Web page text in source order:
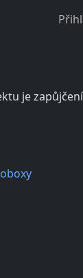
je zapůjčení